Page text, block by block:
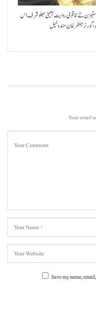
سٹیزن تے ننا قومی روایت آتیٹی بھلو شرف اس
جعفرخان مندوخیل
Your email
Save my name,